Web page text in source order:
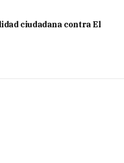
ciudadana contra El